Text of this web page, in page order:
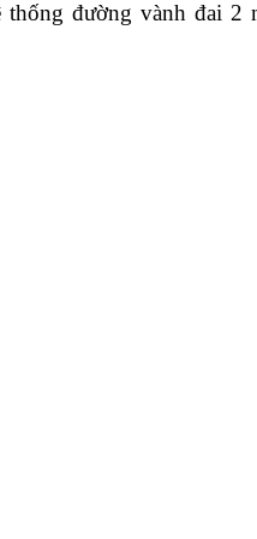
thống đường vành đai 2